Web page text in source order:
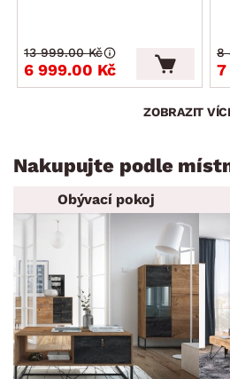
6 999.00 Kč
13 999.00 Kč
7
8
ZOBRAZIT
Nakupujte podle
Obývací pokoj